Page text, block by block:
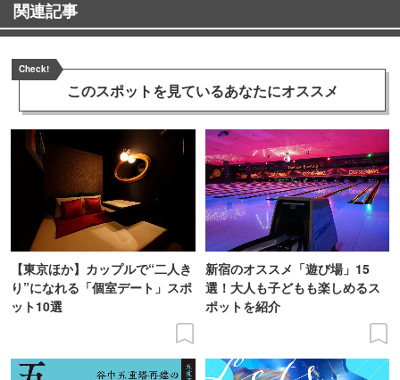
関連記事
Check!
このスポットを見ているあなたにオススメ
【東京ほか】カップルで“二人き
り”になれる「個室デート」スポ
ット10選
新宿のオススメ「遊び場」15
選！大人も子どもも楽しめるス
ポットを紹介